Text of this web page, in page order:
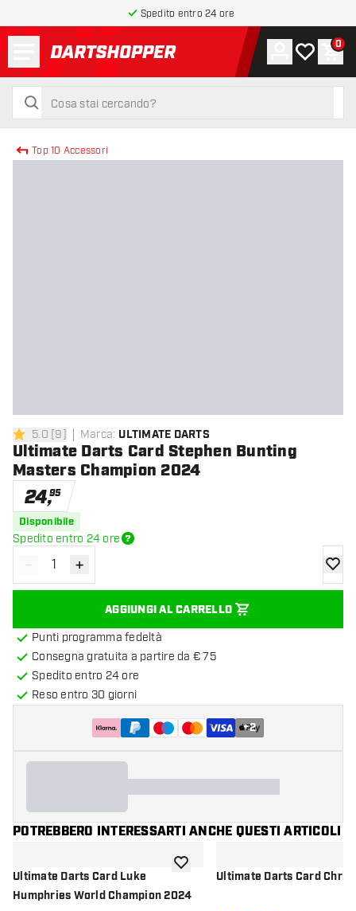
Spedito entro 24 ore
torna alla home page
cerca
cerca
Account
La mia0
Top 10 Accessori
5 stelle di valutazione
5.0 [9] Marca: ULTIMATE DARTS
Ultimate Darts Card Stephen Bunting
Masters Champion 2024
24,95
Disponibile
Spedito entro 24 ore
Diminuisci quantità
- Aumenta quantità
+
AGGIUNGI AL CARRELLO
Punti programma fedeltà
Consegna gratuita a partire da € 75
Spedito entro 24 ore
Reso entro 30 giorni
+2
POTREBBERO INTERESSARTI ANCHE QUESTI ARTICOLI
Ultimate Darts Card Luke
Humphries World Champion 2024
aggiungi alla lista dei desideri
Ultimate Darts Card Chris